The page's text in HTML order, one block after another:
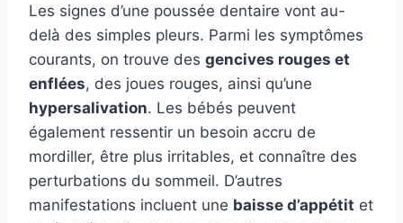
Les signes d’une poussée dentaire vont au-
delà des simples pleurs. Parmi les symptômes
courants, on trouve des gencives rouges et
enflées, des joues rouges, ainsi qu’une
hypersalivation. Les bébés peuvent
également ressentir un besoin accru de
mordiller, être plus irritables, et connaître des
perturbations du sommeil. D’autres
manifestations incluent une baisse d’appétit et